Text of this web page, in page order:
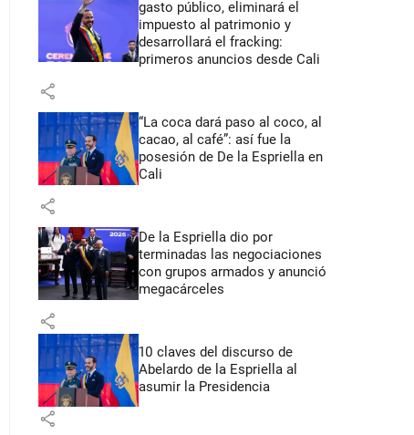
gasto público, eliminará el
impuesto al patrimonio y
desarrollará el fracking:
primeros anuncios desde Cali
share
“La coca dará paso al coco, al
cacao, al café”: así fue la
posesión de De la Espriella en
Cali
share
De la Espriella dio por
terminadas las negociaciones
con grupos armados y anunció
megacárceles
share
10 claves del discurso de
Abelardo de la Espriella al
asumir la Presidencia
share